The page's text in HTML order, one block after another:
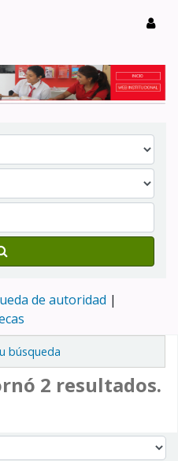
de autoridad
búsqueda
2 resultados.